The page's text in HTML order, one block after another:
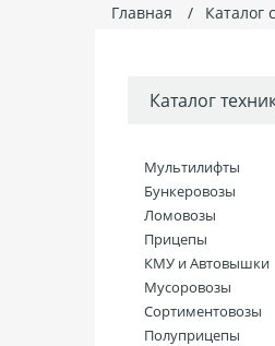
Главная Каталог
Каталог
Мультилифты
Бункеровозы
Ломовозы
Прицепы
КМУ и Автовышки
Мусоровозы
Сортиментовозы
Полуприцепы